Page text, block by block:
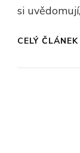
si
CELÝ ČLÁNEK